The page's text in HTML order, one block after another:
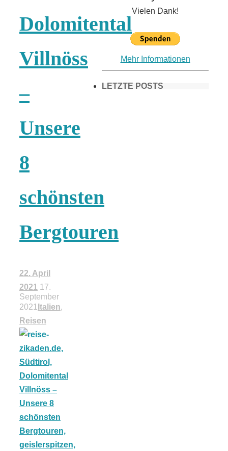
Dolomitental
Villnöss
–
Unsere
8
schönsten
Bergtouren
22. April
2021 17.
September
2021 Italien,
Reisen
Vielen Dank!
Mehr Informationen
LETZTE POSTS
Umgebung: